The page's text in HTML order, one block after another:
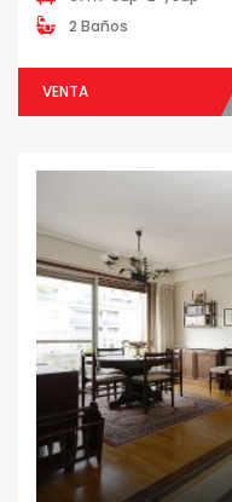
2 Baños
VENTA